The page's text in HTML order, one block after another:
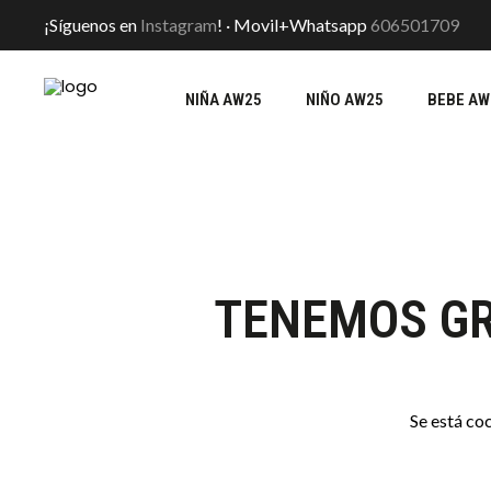
¡Síguenos en Instagram! · Movil+Whatsapp 606501709
NIÑA AW25 NIÑO AW25 BEBE
TENEMOS
Se está